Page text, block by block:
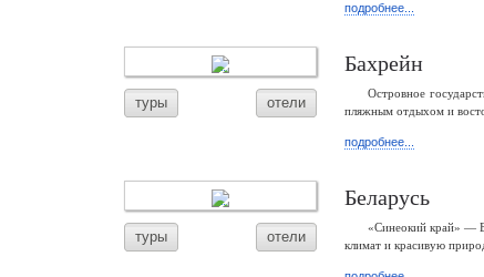
подробнее...
туры отели
Бахрейн
Островное
пляжным отдыхом и
подробнее...
туры отели
Беларусь
«Синеокий край» —
климат и красивую